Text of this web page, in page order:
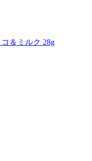
＆ミルク 28g